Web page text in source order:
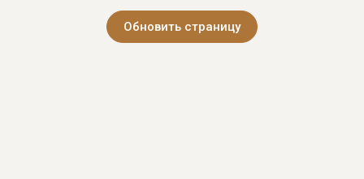
Обновить страницу